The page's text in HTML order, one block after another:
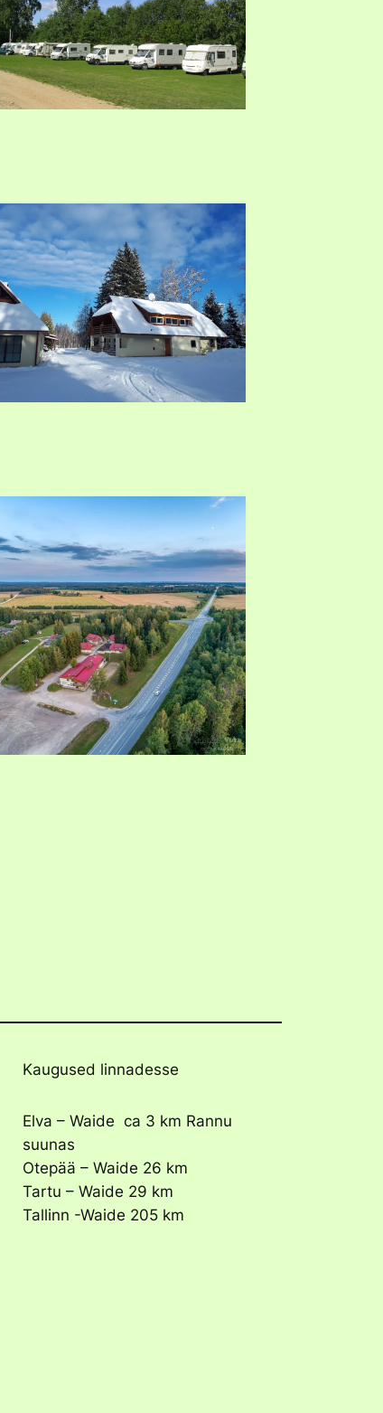
Kaugused linnadesse
Elva – Waide ca 3 km Rannu
suunas
Otepää – Waide 26 km
Tartu – Waide 29 km
Tallinn -Waide 205 km